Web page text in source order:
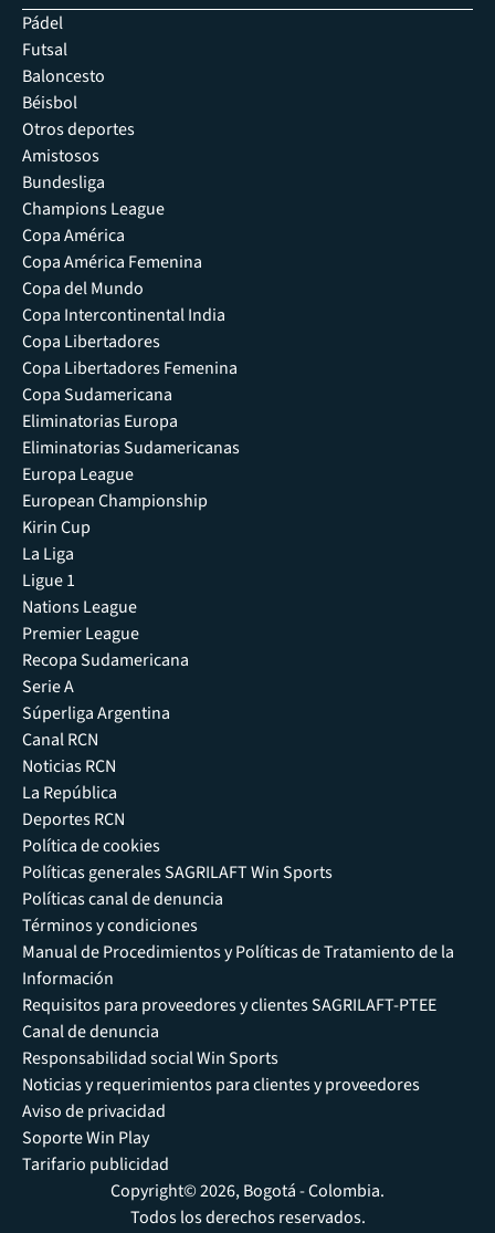
Pádel
Futsal
Baloncesto
Béisbol
Otros deportes
Amistosos
Bundesliga
Champions League
Copa América
Copa América Femenina
Copa del Mundo
Copa Intercontinental India
Copa Libertadores
Copa Libertadores Femenina
Copa Sudamericana
Eliminatorias Europa
Eliminatorias Sudamericanas
Europa League
European Championship
Kirin Cup
La Liga
Ligue 1
Nations League
Premier League
Recopa Sudamericana
Serie A
Súperliga Argentina
Canal RCN
Noticias RCN
La República
Deportes RCN
Política de cookies
Políticas generales SAGRILAFT Win Sports
Políticas canal de denuncia
Términos y condiciones
Manual de Procedimientos y Políticas de Tratamiento de la
Información
Requisitos para proveedores y clientes SAGRILAFT-PTEE
Canal de denuncia
Responsabilidad social Win Sports
Noticias y requerimientos para clientes y proveedores
Aviso de privacidad
Soporte Win Play
Tarifario publicidad
Copyright© 2026, Bogotá - Colombia.
Todos los derechos reservados.